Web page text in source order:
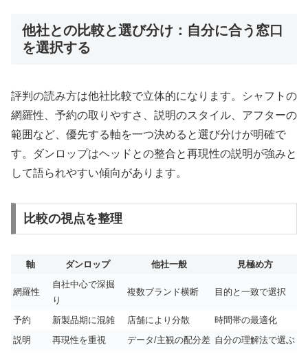
他社との比較と選び分け：自分に合う窓口
を選択する
評判の読み方は他社比較で立体的になります。シャフトの
網羅性、予約の取りやすさ、説明のスタイル、アフターの
範囲など、優先する軸を一つ決めると選び分けが明確で
す。ダンロップはヘッドとの整合と再現性の説明が強みと
して語られやすい傾向があります。
比較の視点を整理
軸 ダンロップ 他社一般 見極め方
網羅性
自社中心で深掘
り
複数ブランド横断 目的と一致で選択
予約 新製品期に混雑 店舗により分散
時間帯の最適化
説明
再現性を重視 データ/主観の配分差 自分の理解法で選ぶ